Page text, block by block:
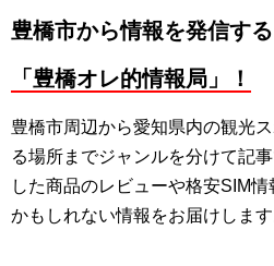
豊橋市から情報を発信する
「豊橋オレ的情報局」！
豊橋市周辺から愛知県内の観光
る場所までジャンルを分けて記
した商品のレビューや格安SIM
かもしれない情報をお届けします